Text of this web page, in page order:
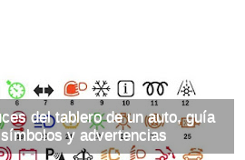
del tablero de un auto, guía
y advertencias